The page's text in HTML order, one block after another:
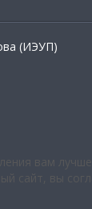
(ИЭУП)
вам
сайт, вы